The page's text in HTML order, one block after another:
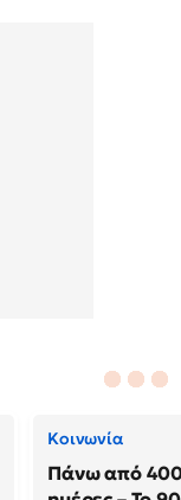
Κοινωνία
Πάνω από